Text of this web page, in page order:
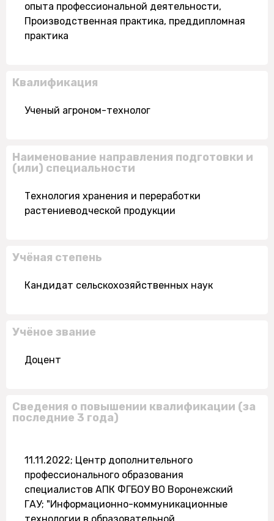
опыта профессиональной деятельности,
Производственная практика, преддипломная
практика
Квалификация
Ученый агроном-технолог
Наименование направления подготовки и
(или) специальности
Технология хранения и переработки
растениеводческой продукции
Учёная степень
Кандидат сельскохозяйственных наук
Учёное звание
Доцент
Сведения о повышении квалификации (за
последние 3 года)
11.11.2022; Центр дополнительного
профессионального образования
специалистов АПК ФГБОУ ВО Воронежский
ГАУ; "Информационно-коммуникационные